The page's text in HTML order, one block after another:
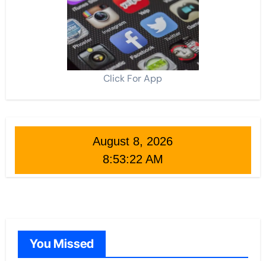
Click For App
August 8, 2026
8:53:23 AM
You Missed